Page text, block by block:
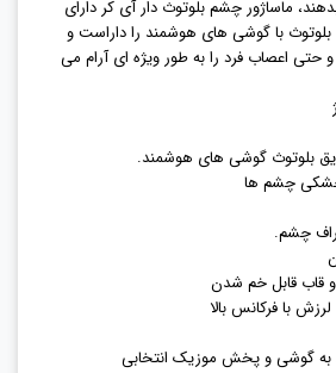
ماساژور چشم بلوتوث دار آی کر دارای
با گوشی های هوشمند را داراست و
اعصاب فرد را به طور ویژه ای آرام می
بلوتوث گوشی های هوشمند.
چشم ها
چشم.
قاب قابل خم شدن
با فرکانس بالا
به گوشی و پخش موزیک انتخابی